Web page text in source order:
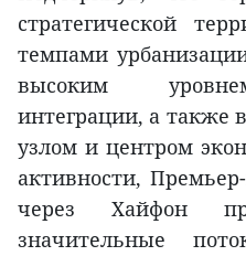
стратегической
темпами
высоким
интеграции, а
узлом и центром
активности,
через Хайфон
значительные